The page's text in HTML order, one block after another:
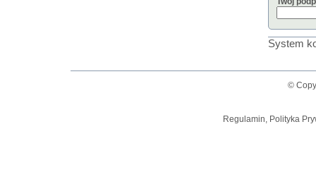
System
©
Regulamin, Polityka